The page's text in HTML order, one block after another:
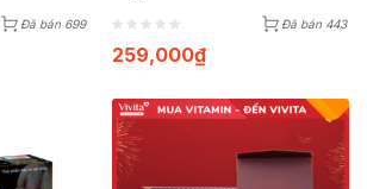
Đã bán 699 Đã bán 443
259,000₫